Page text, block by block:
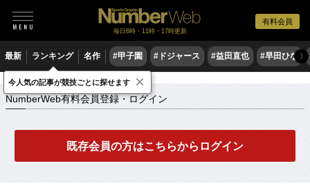
有料会員
毎日6時・11時・17時更新
最新 ランキング 名作 #甲子園 #ドジャース #益田直也 #早田ひな 〉
NumberWeb有料会員登録・ログイン
NumberWeb有料会員登録・ログイン
既存会員の方はこちらからログイン
今人気の記事が競技ごとに探せます ×